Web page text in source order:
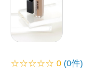
☆☆☆☆☆0 (0件)